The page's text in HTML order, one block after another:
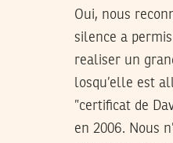
Oui, nous
silence a
realiser un
losqu’elle est
”certificat de
en 2006. Nous